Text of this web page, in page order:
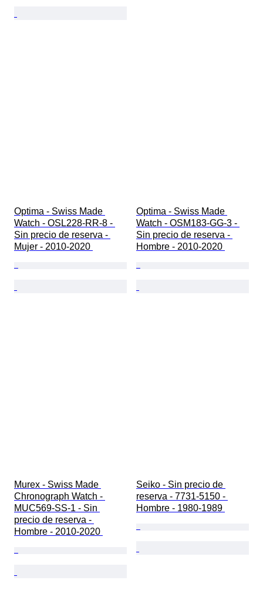
Optima - Swiss Made
Watch - OSL228-RR-8 -
Sin precio de reserva -
Mujer - 2010-2020
Optima - Swiss Made
Watch - OSM183-GG-3 -
Sin precio de reserva -
Hombre - 2010-2020
Murex - Swiss Made
Chronograph Watch -
MUC569-SS-1 - Sin
precio de reserva -
Hombre - 2010-2020
Seiko - Sin precio de
reserva - 7731-5150 -
Hombre - 1980-1989